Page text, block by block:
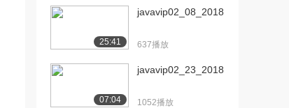
25:41
javavip02_08_2018...
637播放
07:04
javavip02_23_2018...
1052播放